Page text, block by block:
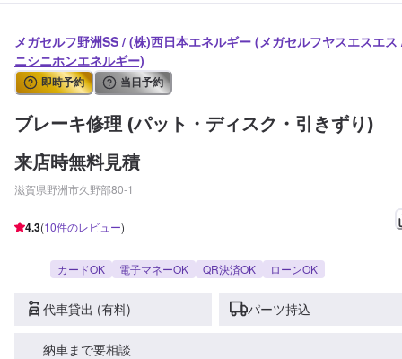
メガセルフ野洲SS / (株)西日本エネルギー (メガセルフヤスエスエス
ニシニホンエネルギー)
即時予約 当日予約
ブレーキ修理 (パット・ディスク・引きずり)
来店時無料見積
滋賀県野洲市久野部80-1
4.3(10件のレビュー)
カードOK 電子マネーOK QR決済OK ローンOK
代車貸出 (有料) パーツ持込
納車まで要相談